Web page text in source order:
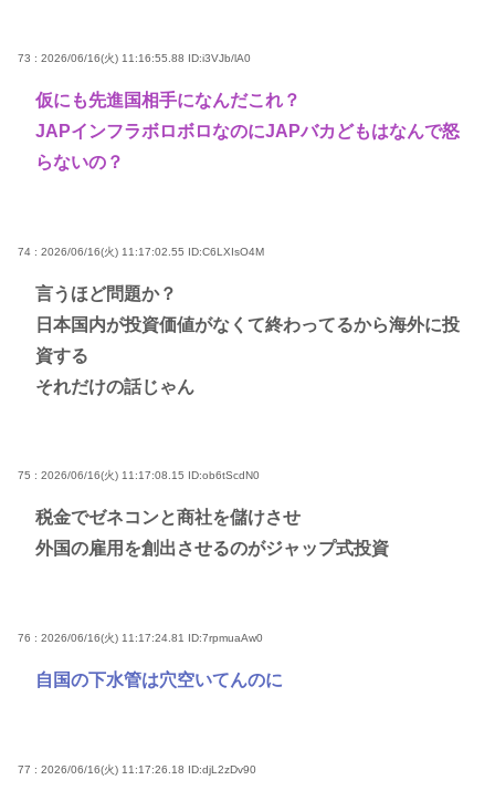
73 : 2026/06/16(火) 11:16:55.88 ID:i3VJb/lA0
仮にも先進国相手になんだこれ？
JAPインフラボロボロなのにJAPバカどもはなんで怒
らないの？
74 : 2026/06/16(火) 11:17:02.55 ID:C6LXIsO4M
言うほど問題か？
日本国内が投資価値がなくて終わってるから海外に投
資する
それだけの話じゃん
75 : 2026/06/16(火) 11:17:08.15 ID:ob6tScdN0
税金でゼネコンと商社を儲けさせ
外国の雇用を創出させるのがジャップ式投資
76 : 2026/06/16(火) 11:17:24.81 ID:7rpmuaAw0
自国の下水管は穴空いてんのに
77 : 2026/06/16(火) 11:17:26.18 ID:djL2zDv90